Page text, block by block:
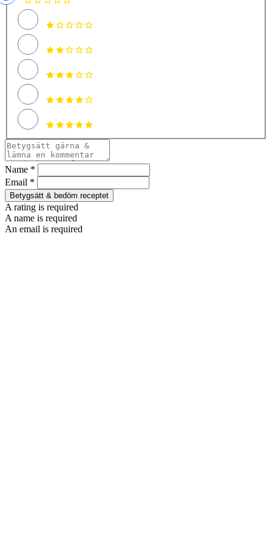
Name *
Email *
Betygsätt & bedöm receptet
A rating is required
A name is required
An email is required